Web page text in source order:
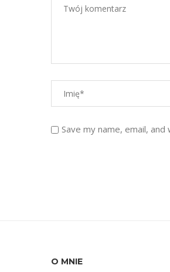
Save my name, email,
O MNIE